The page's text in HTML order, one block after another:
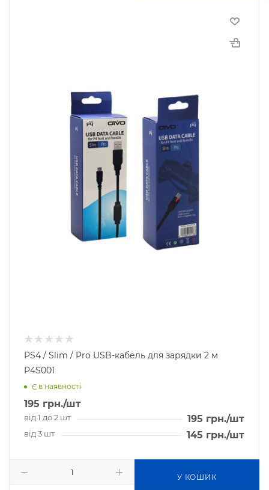
PS4 / Slim / Pro USB-кабель для зарядки 2 м
P4S001
Є в наявності
195 грн./шт
від 1 до 2 шт 195 грн./шт
від 3 шт 145 грн./шт
У КОШИК